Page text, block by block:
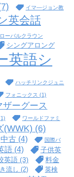
イマ―ジョン教
英会話
ーバルクラウン
シングアロング
英語シ
ハッチリンクジュニ
フォニックス (1)
ザーグース
ワールドファミ
(WWK) (6)
中古 (4)
国際バ
語 (4)
子供英
英語 (3)
料金
流し (2)
英検